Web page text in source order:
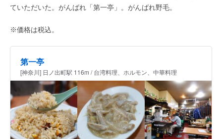
ていただいた。がんばれ「第一亭」。がんばれ野毛。
※価格は税込。
第一亭
[神奈川] 日ノ出町駅 116m / 台湾料理、ホルモン、中華料理